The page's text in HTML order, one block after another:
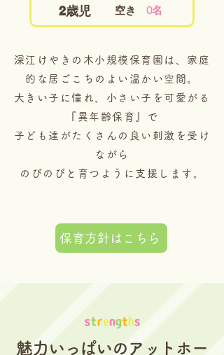
2歳児
空き 0名
深江けやきの木小規模保育園は、家庭
的な居ごこちのよい温かい空間。
大きい子に憧れ、小さい子を可愛がる
『異年齢保育』で
子ども達がたくさんの良い刺激を受け
ながら
のびのびと育つように支援します。
保育方針はこちら
魅力いっぱいのアットホー